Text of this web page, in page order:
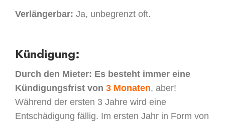
Verlängerbar: Ja, unbegrenzt oft.
Kündigung:
Durch den Mieter: Es besteht immer eine
Kündigungsfrist von 3 Monaten, aber!
Während der ersten 3 Jahre wird eine
Entschädigung fällig. Im ersten Jahr in Form von